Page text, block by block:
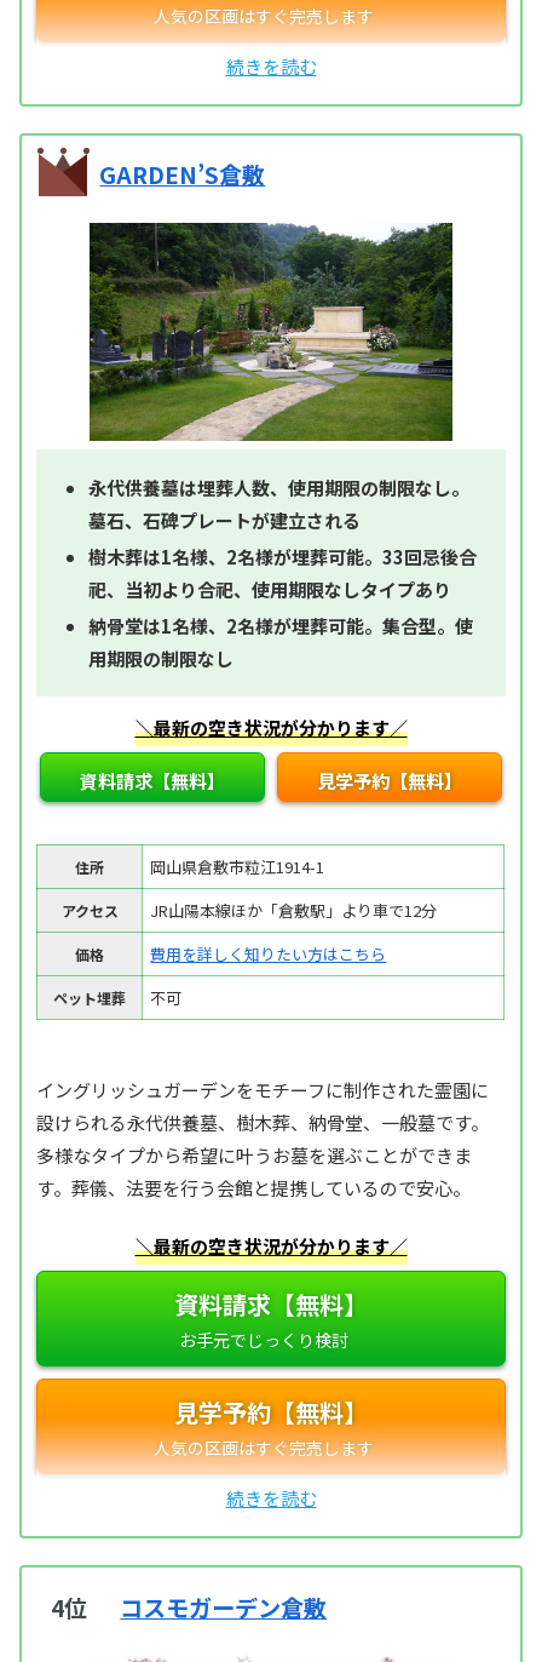
GARDEN’S倉敷
永代供養墓は埋葬人数、使用期限の制限なし。
墓石、石碑プレートが建立される
樹木葬は1名様、2名様が埋葬可能。33回忌後合
祀、当初より合祀、使用期限なしタイプあり
納骨堂は1名様、2名様が埋葬可能。集合型。使
用期限の制限なし
＼最新の空き状況が分かります／
資料請求【無料】 見学予約【無料】
住所 岡山県倉敷市粒江1914-1
アクセス JR山陽本線ほか「倉敷駅」より車で12分
価格 費用を詳しく知りたい方はこちら
ペット埋葬 不可
イングリッシュガーデンをモチーフに制作された霊園に
設けられる永代供養墓、樹木葬、納骨堂、一般墓です。
多様なタイプから希望に叶うお墓を選ぶことができま
す。葬儀、法要を行う会館と提携しているので安心。
＼最新の空き状況が分かります／
資料請求【無料】
見学予約【無料】
4位 コスモガーデン倉敷